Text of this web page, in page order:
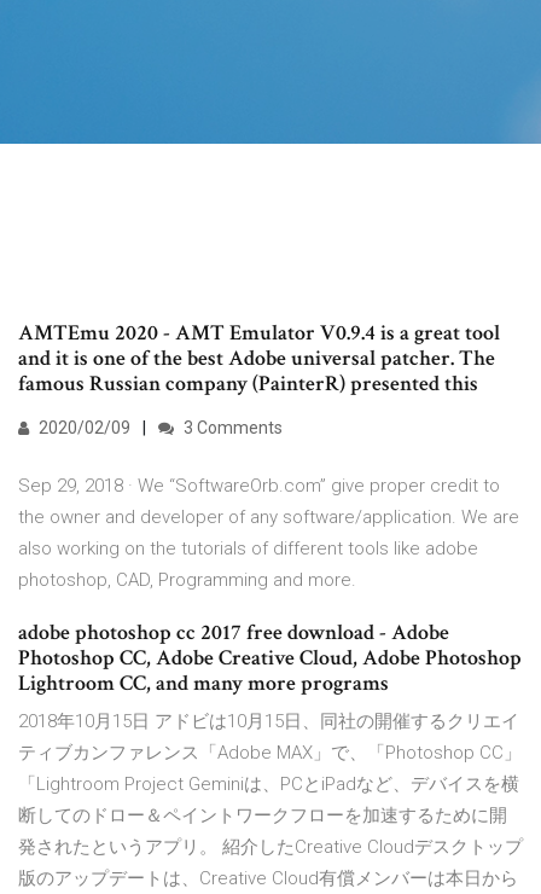
AMTEmu 2020 - AMT Emulator V0.9.4 is a great tool
and it is one of the best Adobe universal patcher. The
famous Russian company (PainterR) presented this
2020/02/09 3 Comments
Sep 29, 2018 · We “SoftwareOrb.com” give proper credit to
the owner and developer of any software/application. We are
also working on the tutorials of different tools like adobe
photoshop, CAD, Programming and more.
adobe photoshop cc 2017 free download - Adobe
Photoshop CC, Adobe Creative Cloud, Adobe Photoshop
Lightroom CC, and many more programs
2018年10月15日 アドビは10月15日、同社の開催するクリエイ
ティブカンファレンス「Adobe MAX」で、「Photoshop CC」
「Lightroom Project Geminiは、PCとiPadなど、デバイスを横
断してのドロー＆ペイントワークフローを加速するために開
発されたというアプリ。 紹介したCreative Cloudデスクトップ
版のアップデートは、Creative Cloud有償メンバーは本日から